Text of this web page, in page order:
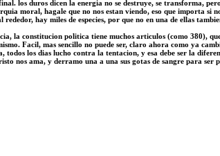
los duros dicen la energia no se destruye, se transforma,
moral, hagale que no nos estan viendo, eso que importa si
hay miles de especies, por que no en una de ellas
la constitucion politica tiene muchos articulos (como 380),
Facil, mas sencillo no puede ser, claro ahora como ya
los dias lucho contra la tentacion, y esa debe ser la
ama, y derramo una a una sus gotas de sangre para ser